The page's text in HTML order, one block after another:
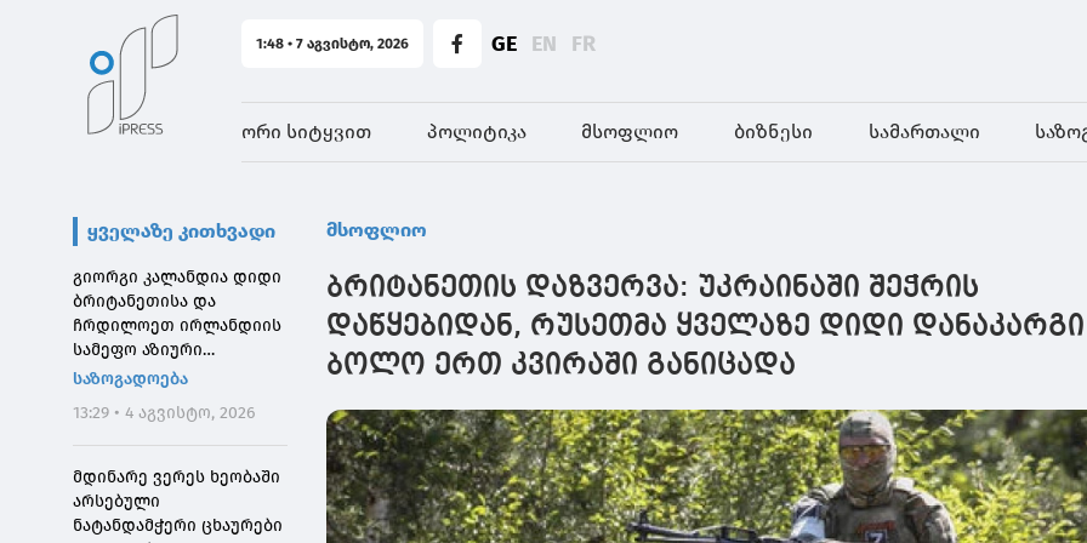
1:48 • 7 აგვისტო, 2026 GE EN FR
ორი სიტყვით პოლიტიკა მსოფლიო ბიზნესი სამართალი
ყველაზე კითხვადი
გიორგი კალანდია დიდი
ბრიტანეთისა და
ჩრდილოეთ ირლანდიის
სამეფო აზიური
საზოგადოების
საზოგადოება
13:29 • 4 აგვისტო, 2026
მდინარე ვერეს ხეობაში
არსებული
ნატანდამჭერი ცხაურები
მსოფლიო
ბრიტანეთის დაზვერვა: უკრაინაში შეჭრის
დაწყებიდან, რუსეთმა ყველაზე დიდი დანაკარგი
ბოლო ერთ კვირაში განიცადა